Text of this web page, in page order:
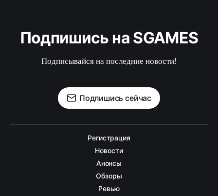
Подпишись на SGAMES
Подписывайся на последние новости!
Подпишись сейчас
Регистрация
Новости
Анонсы
Обзоры
Ревью